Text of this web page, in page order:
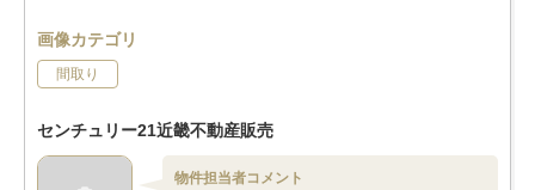
画像カテゴリ
間取り
センチュリー21近畿不動産販売
物件担当者コメント